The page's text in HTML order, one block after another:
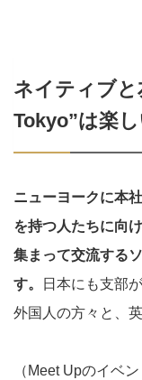
ネイティブ
Tokyo”は楽し
ニューヨークに本
を持つ人たちに向
集まって交流する
す。
日本にも支部
外国人の方々と、
（Meet Upのイベ